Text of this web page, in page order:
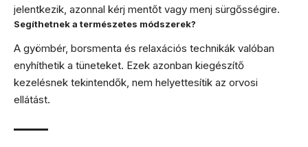
jelentkezik, azonnal kérj mentőt vagy menj sürgősségire.
Segíthetnek a természetes módszerek?
A gyömbér, borsmenta és relaxációs technikák valóban
enyhíthetik a tüneteket. Ezek azonban kiegészítő
kezelésnek tekintendők, nem helyettesítik az orvosi
ellátást.